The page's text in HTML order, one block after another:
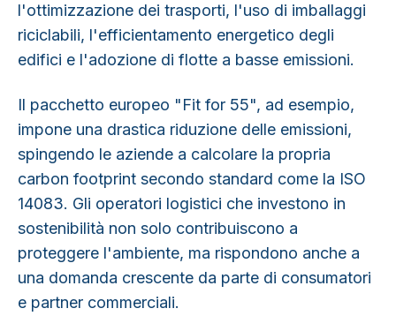
l'ottimizzazione dei trasporti, l'uso di imballaggi
riciclabili, l'efficientamento energetico degli
edifici e l'adozione di flotte a basse emissioni.
Il pacchetto europeo "Fit for 55", ad esempio,
impone una drastica riduzione delle emissioni,
spingendo le aziende a calcolare la propria
carbon footprint secondo standard come la ISO
14083. Gli operatori logistici che investono in
sostenibilità non solo contribuiscono a
proteggere l'ambiente, ma rispondono anche a
una domanda crescente da parte di consumatori
e partner commerciali.